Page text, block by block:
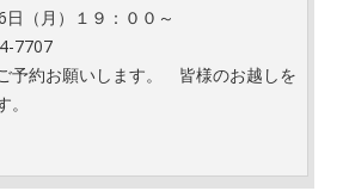
日（月）１９：００～
7707
予約お願いします。 皆様のお越しを